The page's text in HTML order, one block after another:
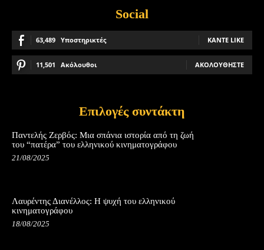
Social
63,489 Υποστηρικτές ΚΆΝΤΕ LIKE
11,501 Ακόλουθοι ΑΚΟΛΟΥΘΉΣΤΕ
Επιλογές συντάκτη
Παντελής Ζερβός: Μια σπάνια ιστορία από τη ζωή
του “πατέρα” του ελληνικού κινηματογράφου
21/08/2025
Λαυρέντης Διανέλλος: Η ψυχή του ελληνικού
κινηματογράφου
18/08/2025